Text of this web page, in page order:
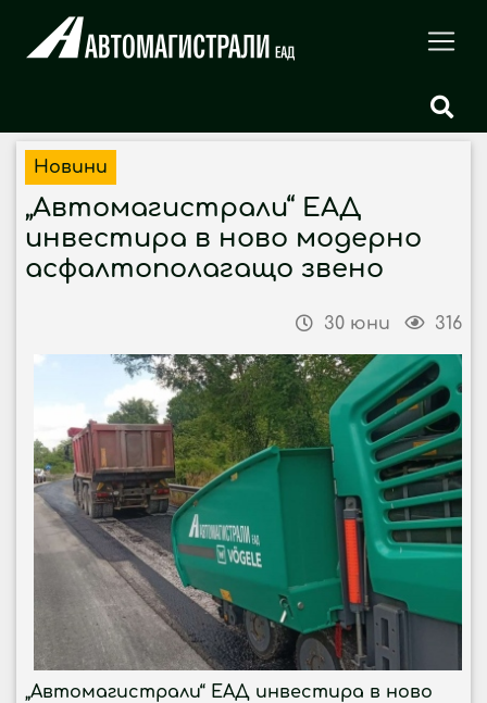
Новини
„Автомагистрали“ ЕАД
инвестира в ново модерно
асфалтополагащо звено
30 юни 316
„Автомагистрали“ ЕАД инвестира в ново